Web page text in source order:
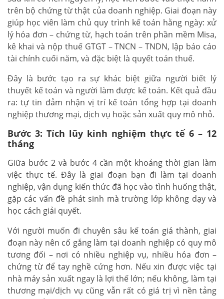
trên bộ chứng từ thật của doanh nghiệp. Giai đoạn này
giúp học viên làm chủ quy trình kế toán hằng ngày: xử
lý hóa đơn – chứng từ, hạch toán trên phần mềm Misa,
kê khai và nộp thuế GTGT – TNCN – TNDN, lập báo cáo
tài chính cuối năm, và đặc biệt là quyết toán thuế.
Đây là bước tạo ra sự khác biệt giữa người biết lý
thuyết kế toán và người làm được kế toán. Kết quả đầu
ra: tự tin đảm nhận vị trí kế toán tổng hợp tại doanh
nghiệp thương mại, dịch vụ hoặc sản xuất quy mô nhỏ.
Bước 3: Tích lũy kinh nghiệm thực tế 6 – 12
tháng
Giữa bước 2 và bước 4 cần một khoảng thời gian làm
việc thực tế. Đây là giai đoạn bạn đi làm tại doanh
nghiệp, vận dụng kiến thức đã học vào tình huống thật,
gặp các vấn đề phát sinh mà trường lớp không dạy và
học cách giải quyết.
Với người muốn đi chuyên sâu kế toán giá thành, giai
đoạn này nên cố gắng làm tại doanh nghiệp có quy mô
tương đối – nơi có nhiều nghiệp vụ, nhiều hóa đơn –
chứng từ để tay nghề cứng hơn. Nếu xin được việc tại
nhà máy sản xuất ngay là lợi thế lớn; nếu không, làm tại
thương mại/dịch vụ cũng vẫn rất có giá trị vì nền tảng